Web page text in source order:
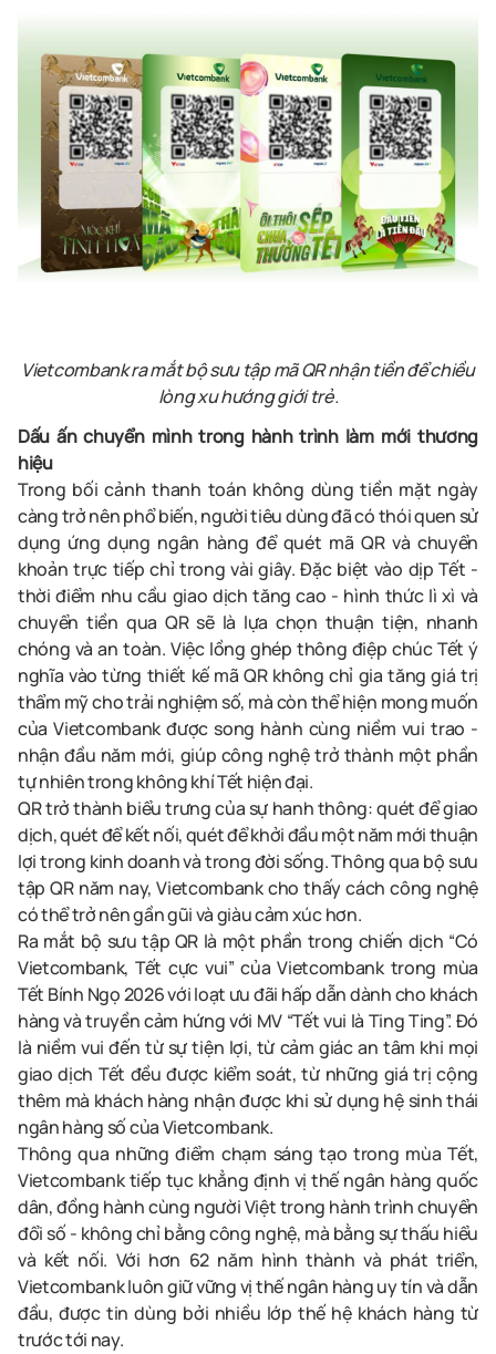
Vietcombank ra mắt bộ sưu tập mã QR nhận tiền để chiều
lòng xu hướng giới trẻ.
Dấu ấn chuyển mình trong hành trình làm mới thương
hiệu
Trong bối cảnh thanh toán không dùng tiền mặt ngày
càng trở nên phổ biến, người tiêu dùng đã có thói quen sử
dụng ứng dụng ngân hàng để quét mã QR và chuyển
khoản trực tiếp chỉ trong vài giây. Đặc biệt vào dịp Tết -
thời điểm nhu cầu giao dịch tăng cao - hình thức lì xì và
chuyển tiền qua QR sẽ là lựa chọn thuận tiện, nhanh
chóng và an toàn. Việc lồng ghép thông điệp chúc Tết ý
nghĩa vào từng thiết kế mã QR không chỉ gia tăng giá trị
thẩm mỹ cho trải nghiệm số, mà còn thể hiện mong muốn
của Vietcombank được song hành cùng niềm vui trao -
nhận đầu năm mới, giúp công nghệ trở thành một phần
tự nhiên trong không khí Tết hiện đại.
QR trở thành biểu trưng của sự hanh thông: quét để giao
dịch, quét để kết nối, quét để khởi đầu một năm mới thuận
lợi trong kinh doanh và trong đời sống. Thông qua bộ sưu
tập QR năm nay, Vietcombank cho thấy cách công nghệ
có thể trở nên gần gũi và giàu cảm xúc hơn.
Ra mắt bộ sưu tập QR là một phần trong chiến dịch “Có
Vietcombank, Tết cực vui” của Vietcombank trong mùa
Tết Bính Ngọ 2026 với loạt ưu đãi hấp dẫn dành cho khách
hàng và truyền cảm hứng với MV “Tết vui là Ting Ting”. Đó
là niềm vui đến từ sự tiện lợi, từ cảm giác an tâm khi mọi
giao dịch Tết đều được kiểm soát, từ những giá trị cộng
thêm mà khách hàng nhận được khi sử dụng hệ sinh thái
ngân hàng số của Vietcombank.
Thông qua những điểm chạm sáng tạo trong mùa Tết,
Vietcombank tiếp tục khẳng định vị thế ngân hàng quốc
dân, đồng hành cùng người Việt trong hành trình chuyển
đổi số - không chỉ bằng công nghệ, mà bằng sự thấu hiểu
và kết nối. Với hơn 62 năm hình thành và phát triển,
Vietcombank luôn giữ vững vị thế ngân hàng uy tín và dẫn
đầu, được tin dùng bởi nhiều lớp thế hệ khách hàng từ
trước tới nay.